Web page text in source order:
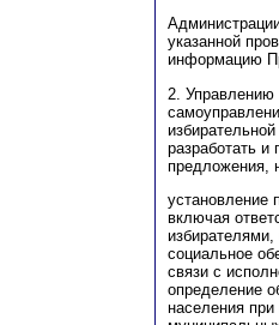
указанной
информацию
2. Управлению
разработать и
предложения,
установление
включая
социальное
связи с
определение
населения